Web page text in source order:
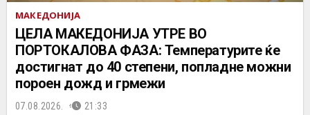
МАКЕДОНИЈА
ЦЕЛА МАКЕДОНИЈА УТРЕ ВО
ПОРТОКАЛОВА ФАЗА: Температурите ќе
достигнат до 40 степени, попладне можни
пороен дожд и грмежи
07.08.2026. 21:33